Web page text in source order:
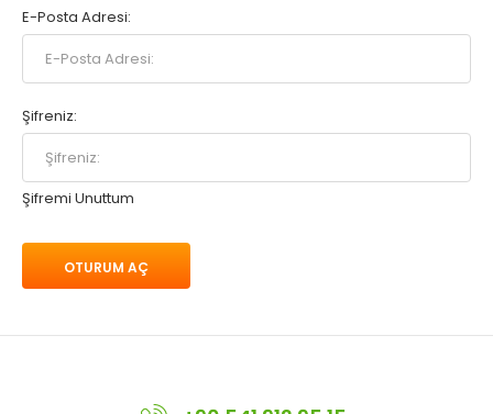
E-Posta Adresi:
Şifreniz:
Şifremi Unuttum